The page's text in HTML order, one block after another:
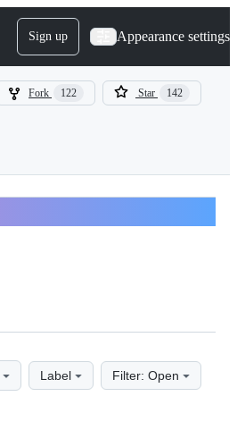
Sign up Appearance settings
Fork 122 Star 142
Label Filter: Open